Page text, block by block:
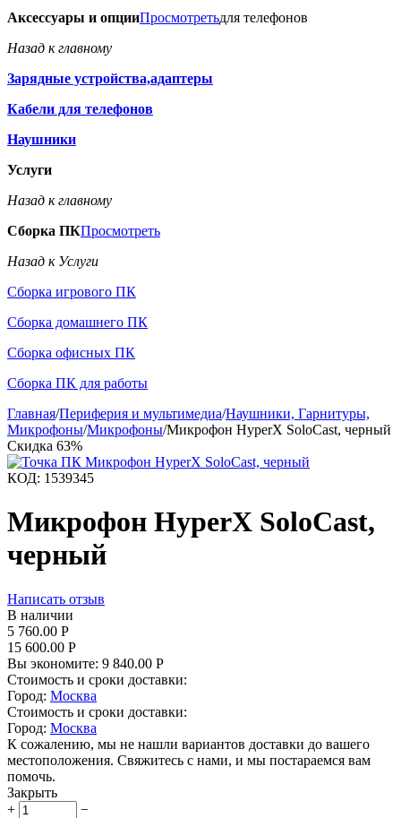
Аксессуары и опцииПросмотретьдля телефонов
Назад к главному
Зарядные устройства,адаптеры
Кабели для телефонов
Наушники
Услуги
Назад к главному
Сборка ПКПросмотреть
Назад к Услуги
Сборка игрового ПК
Сборка домашнего ПК
Сборка офисных ПК
Сборка ПК для работы
Главная/Периферия и мультимедиа/Наушники, Гарнитуры,
Микрофоны/Микрофоны/Микрофон HyperX SoloCast, черный
Скидка 63%
КОД: 1539345
Микрофон HyperX SoloCast,
черный
Написать отзыв
В наличии
5 760.00 Р
15 600.00 Р
Вы экономите: 9 840.00 Р
Стоимость и сроки доставки:
Город: Москва
Стоимость и сроки доставки:
Город: Москва
К сожалению, мы не нашли вариантов доставки до вашего
местоположения. Свяжитесь с нами, и мы постараемся вам
помочь.
Закрыть
+
−